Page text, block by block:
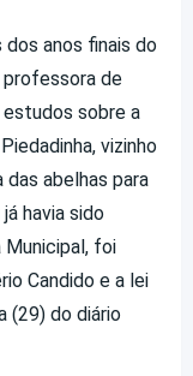
anos finais do
professora de
sobre a
vizinho
das abelhas para
havia sido
Municipal, foi
Candido e a lei
(29) do diário